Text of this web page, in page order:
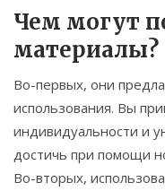
Чем могут
материалы?
Во-первых, они
использования. Вы
индивидуальности и
достичь при помощи
Во-вторых,